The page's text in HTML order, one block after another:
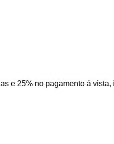
e 25% no pagamento á